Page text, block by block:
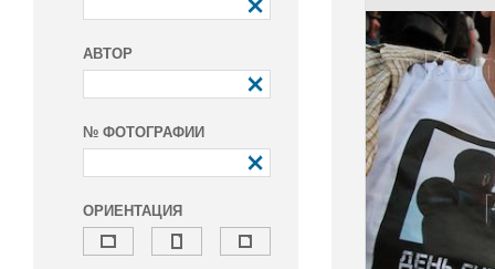
АВТОР
№ ФОТОГРАФИИ
ОРИЕНТАЦИЯ